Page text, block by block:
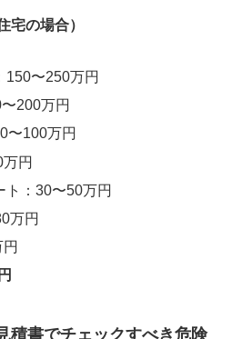
宅の場合）
150〜250万円
200万円
〜100万円
円
ト：30〜50万円
万円
積書でチェックすべき危険